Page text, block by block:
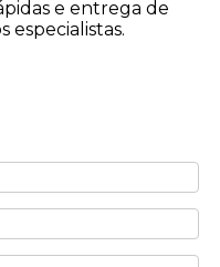
e entrega de
especialistas.